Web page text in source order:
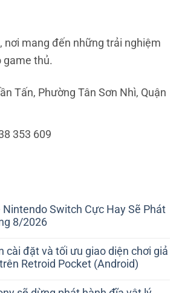
nơi mang đến những trải nghiệm
game thủ.
Tấn, Phường Tân Sơn Nhì, Quận
353 609
Nintendo Switch Cực Hay Sẽ Phát
8/2026
cài đặt và tối ưu giao diện chơi giả
trên Retroid Pocket (Android)